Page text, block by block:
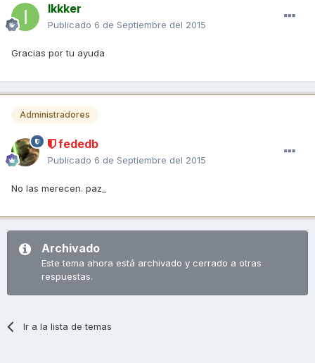
Ikkker
Publicado 6 de Septiembre del 2015
Gracias por tu ayuda
Administradores
fededb
Publicado 6 de Septiembre del 2015
No las merecen. paz_
Archivado
Este tema ahora está archivado y cerrado a otras
respuestas.
Ir a la lista de temas